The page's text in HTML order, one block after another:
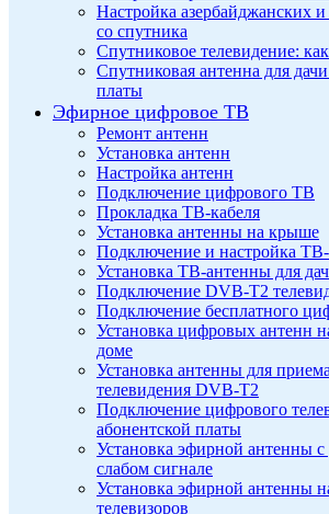
Настройка азербайджанских
со спутника
Спутниковое телевидение:
Спутниковая антенна для
платы
Эфирное цифровое ТВ
Ремонт антенн
Установка антенн
Настройка антенн
Подключение цифрового ТВ
Прокладка ТВ-кабеля
Установка антенны на крыше
Подключение и настройка
Установка ТВ-антенны для
Подключение DVB-T2
Подключение бесплатного
Установка цифровых антенн
доме
Установка антенны для
телевидения DVB-T2
Подключение цифрового
абонентской платы
Установка эфирной антенны
слабом сигнале
Установка эфирной антенны
телевизоров